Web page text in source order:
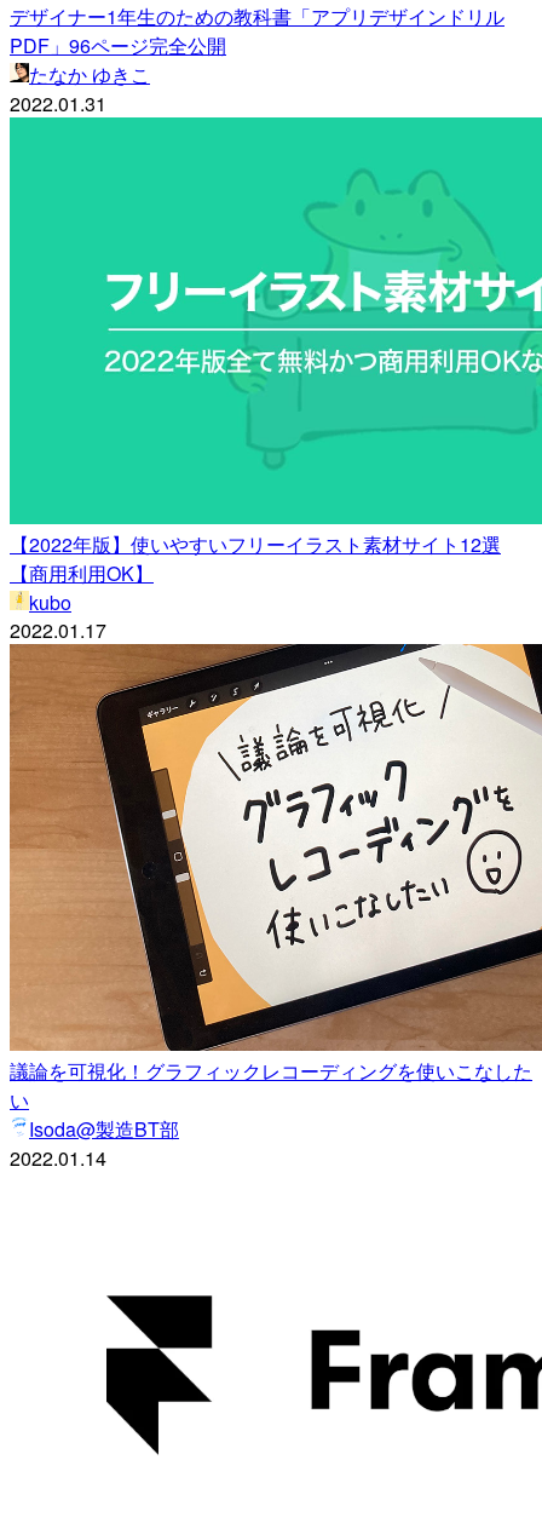
デザイナー1年生のための教科書「アプリデザインドリル
PDF」96ページ完全公開
たなか ゆきこ
2022.01.31
【2022年版】使いやすいフリーイラスト素材サイト12選
【商用利用OK】
kubo
2022.01.17
議論を可視化！グラフィックレコーディングを使いこなした
い
Isoda@製造BT部
2022.01.14